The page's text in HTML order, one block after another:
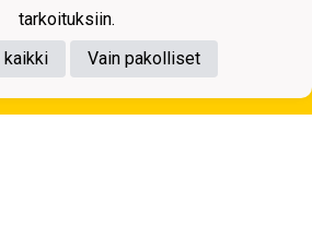
tarkoituksiin.
kaikki
Vain pakolliset